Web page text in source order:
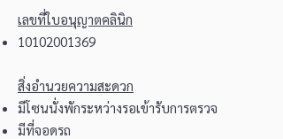
เลขที่ใบอนุญาตคลินิก
10102001369
สิ่งอำนวยความสะดวก
มีโซนนั่งพักระหว่างรอเข้ารับการตรวจ
มีที่จอดรถ